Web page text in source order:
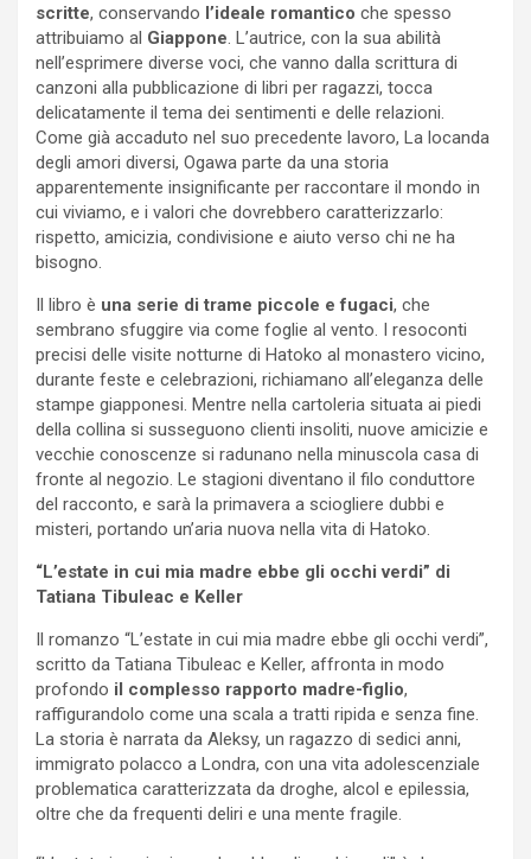
scritte, conservando l’ideale romantico che spesso
attribuiamo al Giappone. L’autrice, con la sua abilità
nell’esprimere diverse voci, che vanno dalla scrittura di
canzoni alla pubblicazione di libri per ragazzi, tocca
delicatamente il tema dei sentimenti e delle relazioni.
Come già accaduto nel suo precedente lavoro, La locanda
degli amori diversi, Ogawa parte da una storia
apparentemente insignificante per raccontare il mondo in
cui viviamo, e i valori che dovrebbero caratterizzarlo:
rispetto, amicizia, condivisione e aiuto verso chi ne ha
bisogno.
Il libro è una serie di trame piccole e fugaci, che
sembrano sfuggire via come foglie al vento. I resoconti
precisi delle visite notturne di Hatoko al monastero vicino,
durante feste e celebrazioni, richiamano all’eleganza delle
stampe giapponesi. Mentre nella cartoleria situata ai piedi
della collina si susseguono clienti insoliti, nuove amicizie e
vecchie conoscenze si radunano nella minuscola casa di
fronte al negozio. Le stagioni diventano il filo conduttore
del racconto, e sarà la primavera a sciogliere dubbi e
misteri, portando un’aria nuova nella vita di Hatoko.
“L’estate in cui mia madre ebbe gli occhi verdi” di
Tatiana Tibuleac e Keller
Il romanzo “L’estate in cui mia madre ebbe gli occhi verdi”,
scritto da Tatiana Tibuleac e Keller, affronta in modo
profondo il complesso rapporto madre-figlio,
raffigurandolo come una scala a tratti ripida e senza fine.
La storia è narrata da Aleksy, un ragazzo di sedici anni,
immigrato polacco a Londra, con una vita adolescenziale
problematica caratterizzata da droghe, alcol e epilessia,
oltre che da frequenti deliri e una mente fragile.